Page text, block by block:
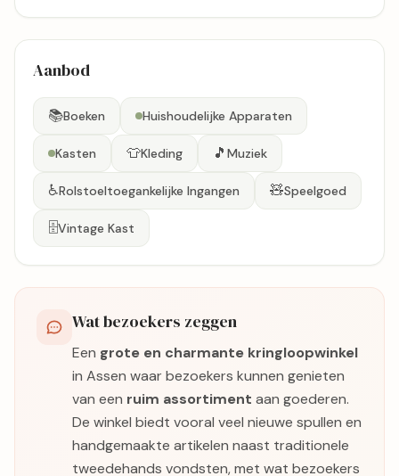
Aanbod
📚Boeken Huishoudelijke Apparaten
Kasten 👕Kleding 🎵 Muziek
♿Rolstoeltoegankelijke Ingangen 🧸Speelgoed
🗄️Vintage Kast
Wat bezoekers zeggen
Een grote en charmante kringloopwinkel
in Assen waar bezoekers kunnen genieten
van een ruim assortiment aan goederen.
De winkel biedt vooral veel nieuwe spullen en
handgemaakte artikelen naast traditionele
tweedehands vondsten, met wat bezoekers